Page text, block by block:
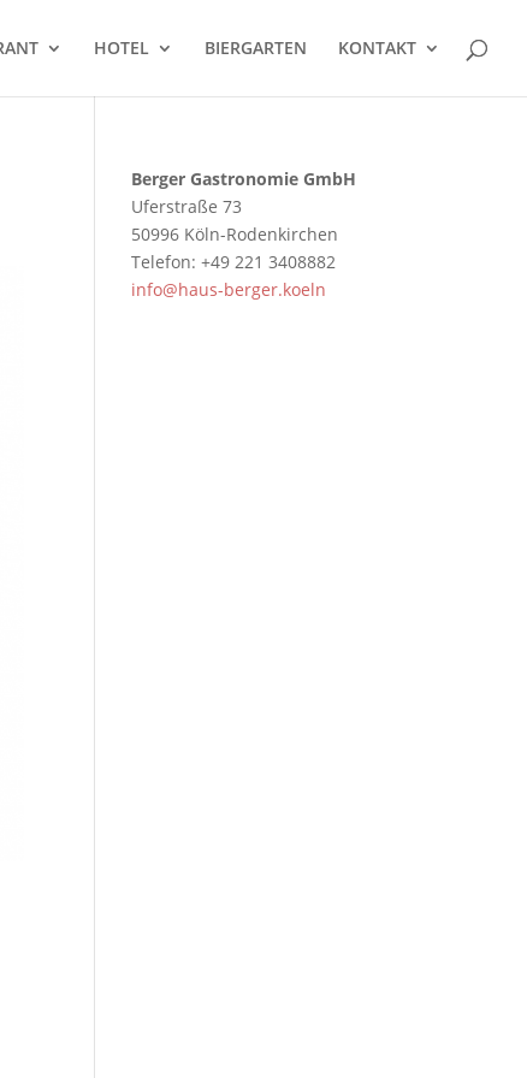
HOTEL BIERGARTEN KONTAKT
Berger Gastronomie GmbH
Uferstraße 73
50996 Köln-Rodenkirchen
Telefon: +49 221 3408882
info@haus-berger.koeln